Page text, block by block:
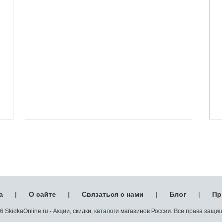
| О сайте | Связаться с нами | Блог |
SkidkaOnline.ru - Акции, скидки, каталоги магазинов России. Все права